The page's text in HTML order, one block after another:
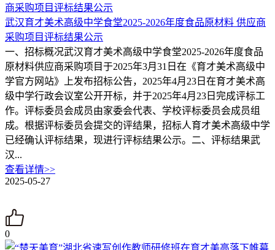
武汉育才美术高级中学食堂2025-2026年度食品原材料 供应商
采购项目评标结果公示
一、招标概况武汉育才美术高级中学食堂2025-2026年度食品
原材料供应商采购项目于2025年3月31日在《育才美术高级中
学官方网站》上发布招标公告，2025年4月23日在育才美术高
级中学行政会议室公开开标，并于2025年4月23日完成评标工
作。评标委员会成员由家委会代表、学校评标委员会成员组
成。根据评标委员会提交的评结果，招标人育才美术高级中学
已经确认评标结果，现进行评标结果公示。二、评标结果武
汉...
查看详情>>
2025-05-27
0